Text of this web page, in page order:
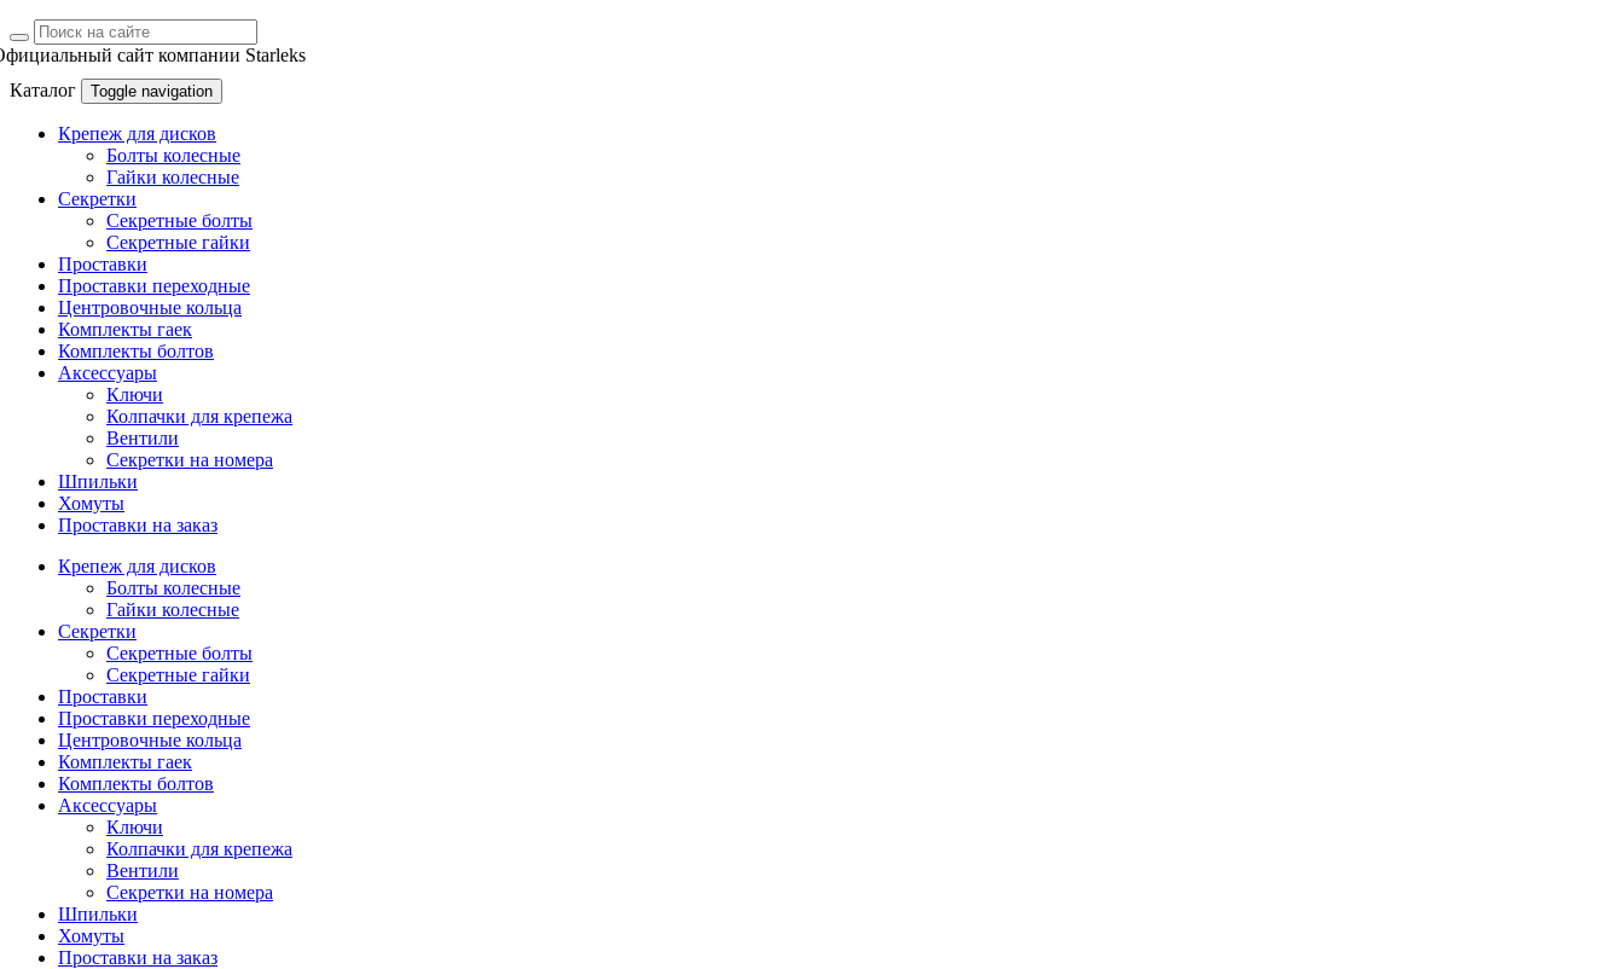
сайт компании Starleks
Каталог
Toggle navigation
Крепеж для дисков
Болты колесные
Гайки колесные
Секретки
Секретные болты
Секретные гайки
Проставки
Проставки переходные
Центровочные кольца
Комплекты гаек
Комплекты болтов
Аксессуары
Ключи
Колпачки для крепежа
Вентили
Секретки на номера
Шпильки
Хомуты
Проставки на заказ
Крепеж для дисков
Болты колесные
Гайки колесные
Секретки
Секретные болты
Секретные гайки
Проставки
Проставки переходные
Центровочные кольца
Комплекты гаек
Комплекты болтов
Аксессуары
Ключи
Колпачки для крепежа
Вентили
Секретки на номера
Шпильки
Хомуты
Проставки на заказ